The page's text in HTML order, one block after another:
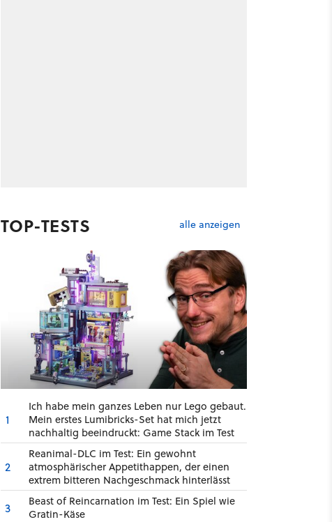
TOP-TESTS alle anzeigen
1
Ich habe mein ganzes Leben nur Lego gebaut.
Mein erstes Lumibricks-Set hat mich jetzt
nachhaltig beeindruckt: Game Stack im Test
2
Reanimal-DLC im Test: Ein gewohnt
atmosphärischer Appetithappen, der einen
extrem bitteren Nachgeschmack hinterlässt
3
Beast of Reincarnation im Test: Ein Spiel wie
Gratin-Käse